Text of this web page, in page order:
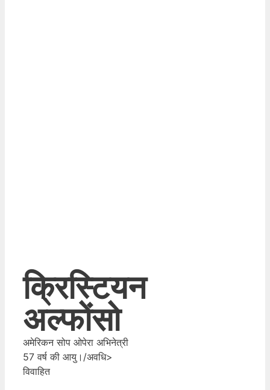
क्रिस्टियन
अल्फोंसो
अमेरिकन सोप ओपेरा अभिनेत्री
57 वर्ष की आयु।/अवधि>
विवाहित